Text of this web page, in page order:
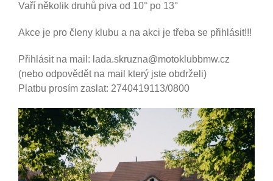
Vaří několik druhů piva od 10° po 13°
Akce je pro členy klubu a na akci je třeba se přihlásit!!!
Přihlásit na mail: lada.skruzna@motoklubbmw.cz
(nebo odpovědět na mail který jste obdrželi)
Platbu prosím zaslat: 2740419113/0800